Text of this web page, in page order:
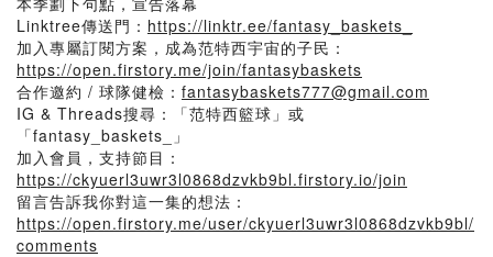
Linktree傳送門： https://linktr.ee/fantasy_baskets_
加入專屬訂閱方案，成為范特西宇宙的子民：
https://open.firstory.me/join/fantasybaskets
合作邀約 / 球隊健檢： fantasybaskets777@gmail.com
IG & Threads搜尋：「范特西籃球」或
「fantasy_baskets_」
加入會員，支持節目：
https://ckyuerl3uwr3l0868dzvkb9bl.firstory.io/join
留言告訴我你對這一集的想法：
https://open.firstory.me/user/ckyuerl3uwr3l0868dzvkb9bl/
comments